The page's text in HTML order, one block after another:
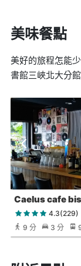
美味餐點
美好的旅程怎能
書館三峽北大分
Caelus cafe
4.3(229)
9 分
3 分